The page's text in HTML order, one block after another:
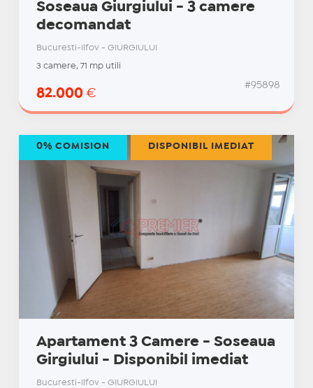
Soseaua Giurgiului - 3 camere
decomandat
Bucuresti-Ilfov - GIURGIULUI
3 camere, 71 mp utili
82.000 €
#95898
Apartament 3 Camere - Soseaua
Girgiului - Disponibil imediat
Bucuresti-Ilfov - GIURGIULUI
0% COMISION DISPONIBIL IMEDIAT